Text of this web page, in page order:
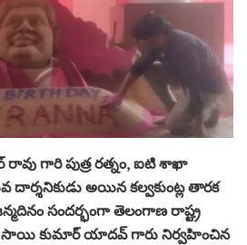
రావు గారి పుత్ర రత్నం, ఐటి శాఖా
అయిన కల్వకుంట్ల తారక
సందర్భంగా తెలంగాణ రాష్ట్ర
కుమార్ యాదవ్ గారు నిర్వహించిన